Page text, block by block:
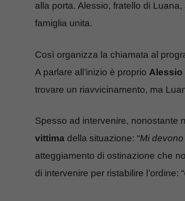
alla porta. Alessio, fratello di
famiglia unita.
Così organizza la chiamata al
A parlare all’inizio è proprio Alessio
trovare un riavvicinamento, ma
Spesso ad intervenire, nonostante
vittima della situazione: “Mi
atteggiamento di ostinazione che
di intervenire per ristabilire l’ordine: “